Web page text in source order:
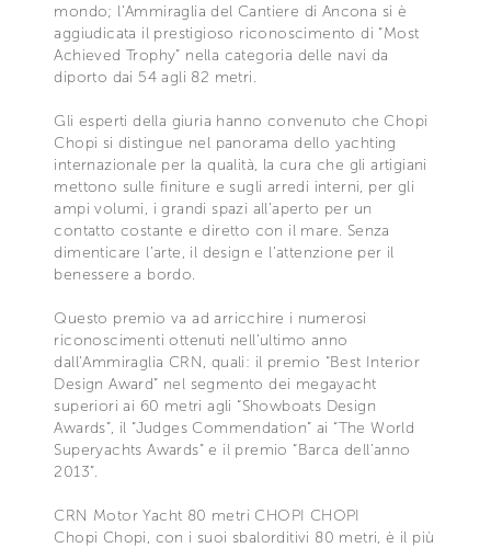
mondo; l’Ammiraglia del Cantiere di Ancona si è
aggiudicata il prestigioso riconoscimento di “Most
Achieved Trophy” nella categoria delle navi da
diporto dai 54 agli 82 metri.
Gli esperti della giuria hanno convenuto che Chopi
Chopi si distingue nel panorama dello yachting
internazionale per la qualità, la cura che gli artigiani
mettono sulle finiture e sugli arredi interni, per gli
ampi volumi, i grandi spazi all’aperto per un
contatto costante e diretto con il mare. Senza
dimenticare l’arte, il design e l’attenzione per il
benessere a bordo.
Questo premio va ad arricchire i numerosi
riconoscimenti ottenuti nell’ultimo anno
dall’Ammiraglia CRN, quali: il premio “Best Interior
Design Award” nel segmento dei megayacht
superiori ai 60 metri agli “Showboats Design
Awards”, il “Judges Commendation” ai “The World
Superyachts Awards” e il premio “Barca dell’anno
2013”.
CRN Motor Yacht 80 metri CHOPI CHOPI
Chopi Chopi, con i suoi sbalorditivi 80 metri, è il più